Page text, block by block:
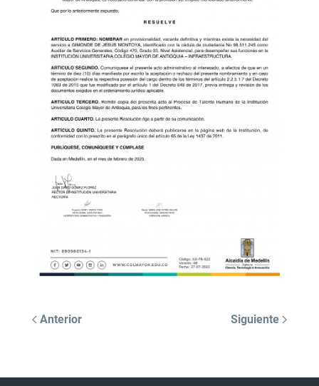
Anterior Siguiente